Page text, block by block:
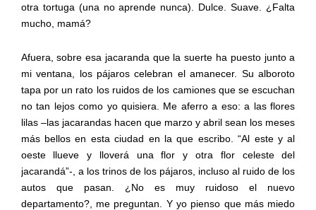
otra tortuga (una no aprende nunca). Dulce. Suave. ¿Falta
mucho, mamá?
Afuera, sobre esa jacaranda que la suerte ha puesto junto a
mi ventana, los pájaros celebran el amanecer. Su alboroto
tapa por un rato los ruidos de los camiones que se escuchan
no tan lejos como yo quisiera. Me aferro a eso: a las flores
lilas –las jacarandas hacen que marzo y abril sean los meses
más bellos en esta ciudad en la que escribo. “Al este y al
oeste llueve y lloverá una flor y otra flor celeste del
jacarandá”-, a los trinos de los pájaros, incluso al ruido de los
autos que pasan. ¿No es muy ruidoso el nuevo
departamento?, me preguntan. Y yo pienso que más miedo